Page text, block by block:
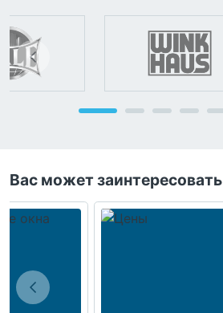
Вас может заинтересовать